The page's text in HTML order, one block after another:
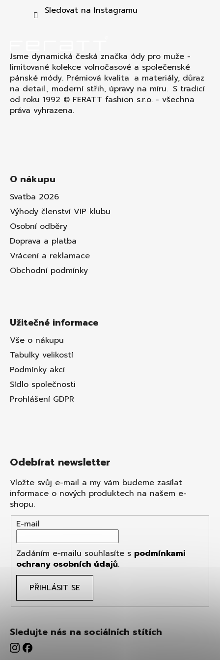
Sledovat na Instagramu
Jsme dynamická česká značka ódy pro muže -
limitované kolekce volnočasové a společenské
pánské módy. Prémiová kvalita a materiály, důraz
na detail., moderní střih, úpravy na míru. S tradicí
od roku 1992 © FERATT fashion s.r.o. - všechna
práva vyhrazena.
O nákupu
Svatba 2026
Výhody členství VIP klubu
Osobní odběry
Doprava a platba
Vrácení a reklamace
Obchodní podmínky
Užitečné informace
Vše o nákupu
Tabulky velikostí
Podmínky akcí
Sídlo společnosti
Prohlášení GDPR
Odebírat newsletter
Vložte svůj e-mail a my vám budeme zasílat
informace o nových produktech na našem e-
shopu.
E-mail
Zadáním e-mailu souhlasíte s podmínkami
ochrany osobních údajů.
PŘIHLÁSIT SE
Sledujte nás na sociálních stítích